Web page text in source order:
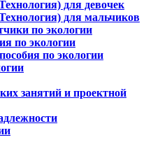
для девочек
для мальчиков
по экологии
по экологии
по экологии
занятий и проектной